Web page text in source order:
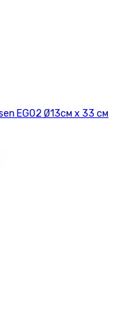
EG02 Ø13см х 33 см